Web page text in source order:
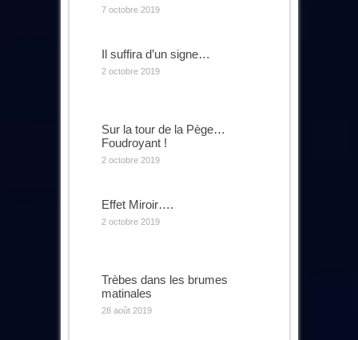
7 octobre 2019
Il suffira d’un signe…
2 octobre 2019
Sur la tour de la Pège…
Foudroyant !
2 octobre 2019
Effet Miroir….
2 octobre 2019
Trèbes dans les brumes
matinales
28 août 2019